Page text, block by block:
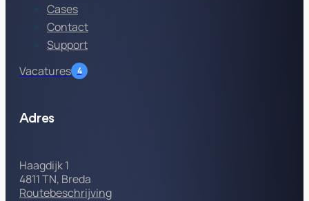
Cases
Contact
Support
Vacatures 4
Adres
Haagdijk 1
4811 TN, Breda
Routebeschrijving